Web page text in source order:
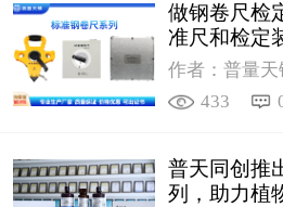
做钢卷尺检
准尺和检定
作者：普量天
433
普天同创推
列，助力植